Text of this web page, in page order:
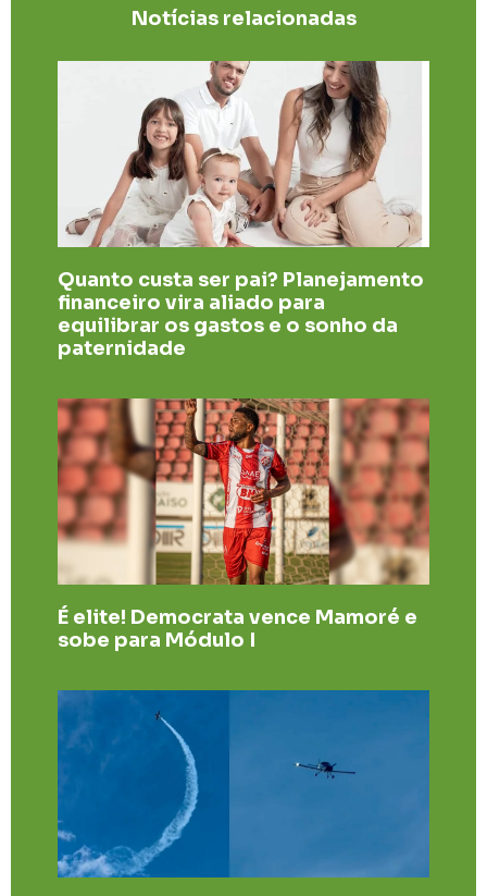
Notícias relacionadas
Quanto custa ser pai? Planejamento
financeiro vira aliado para
equilibrar os gastos e o sonho da
paternidade
É elite! Democrata vence Mamoré e
sobe para Módulo I